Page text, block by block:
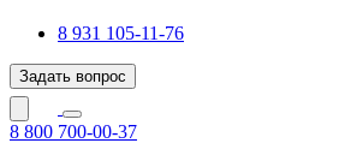
8 931 105-11-76
Задать вопрос
8 800 700-00-37